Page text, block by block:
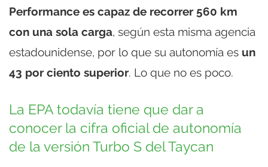
Performance es capaz de recorrer 560 km
con una sola carga, según esta misma agencia
estadounidense, por lo que su autonomía es un
43 por ciento superior. Lo que no es poco.
La EPA todavía tiene que dar a
conocer la cifra oficial de autonomía
de la versión Turbo S del Taycan